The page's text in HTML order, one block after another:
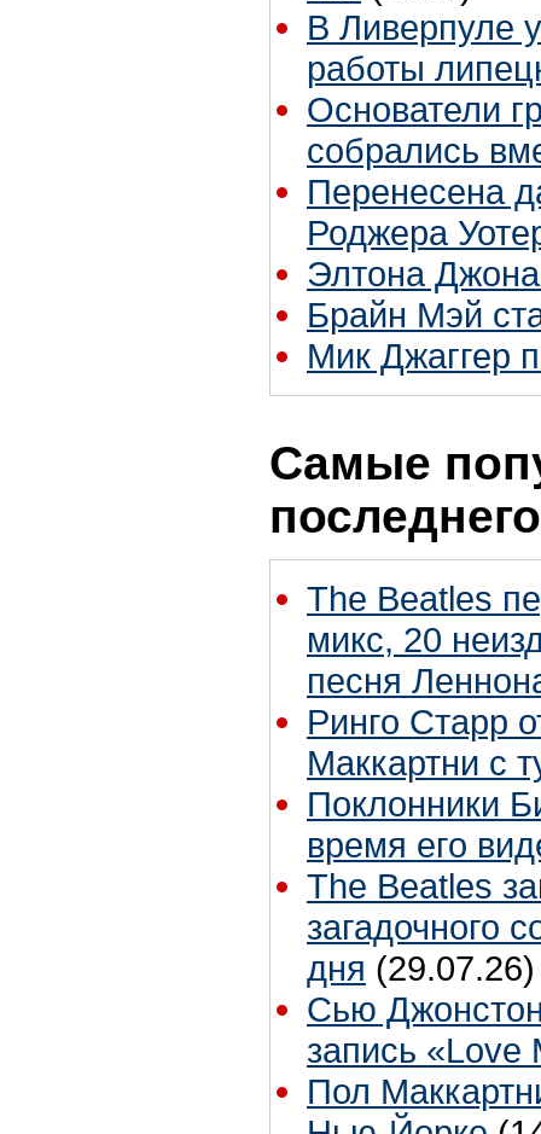
В Ливерпуле
работы
Основатели
собрались
Перенесена
Роджера
Элтона
Брайн Мэй
Мик Джаггер
Самые
The Beatles
микс, 20
песня
Ринго Старр
Маккартни с
Поклонники
время его
The Beatles
загадочного
дня (29.07.26)
Сью
запись «Love
Пол